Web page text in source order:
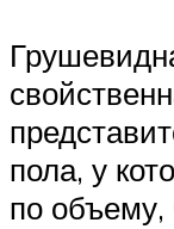
пола, у
по